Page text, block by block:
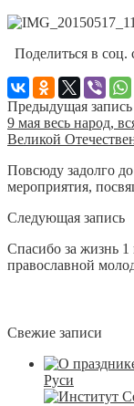
Поделиться в соц.
Предыдущая запись
9 мая весь народ,
Великой
Повсюду задолго
мероприятия,
Следующая запись
Спасибо за жизнь
православной
Свежие записи
Руси